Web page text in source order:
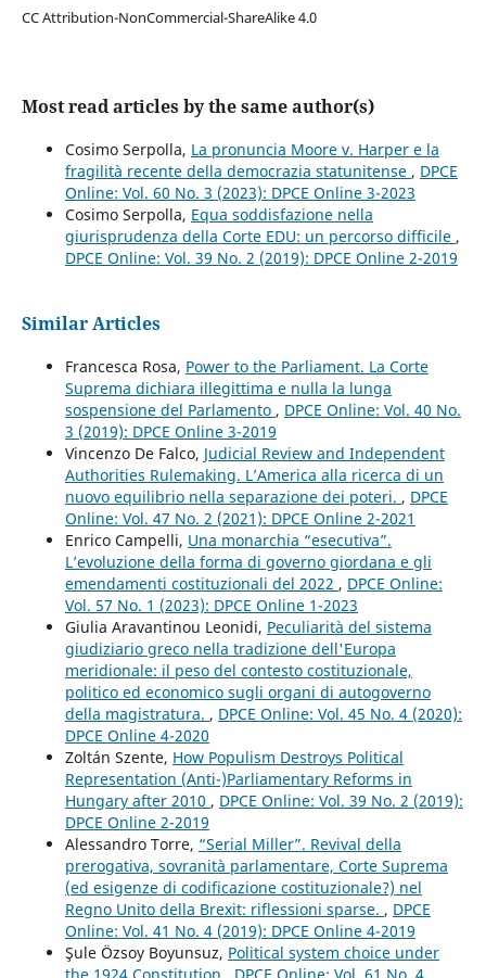
CC Attribution-NonCommercial-ShareAlike 4.0
Most read articles by the same author(s)
Cosimo Serpolla, La pronuncia Moore v. Harper e la
fragilità recente della democrazia statunitense , DPCE
Online: Vol. 60 No. 3 (2023): DPCE Online 3-2023
Cosimo Serpolla, Equa soddisfazione nella
giurisprudenza della Corte EDU: un percorso difficile ,
DPCE Online: Vol. 39 No. 2 (2019): DPCE Online 2-2019
Similar Articles
Francesca Rosa, Power to the Parliament. La Corte
Suprema dichiara illegittima e nulla la lunga
sospensione del Parlamento , DPCE Online: Vol. 40 No.
3 (2019): DPCE Online 3-2019
Vincenzo De Falco, Judicial Review and Independent
Authorities Rulemaking. L’America alla ricerca di un
nuovo equilibrio nella separazione dei poteri. , DPCE
Online: Vol. 47 No. 2 (2021): DPCE Online 2-2021
Enrico Campelli, Una monarchia “esecutiva”.
L’evoluzione della forma di governo giordana e gli
emendamenti costituzionali del 2022 , DPCE Online:
Vol. 57 No. 1 (2023): DPCE Online 1-2023
Giulia Aravantinou Leonidi, Peculiarità del sistema
giudiziario greco nella tradizione dell'Europa
meridionale: il peso del contesto costituzionale,
politico ed economico sugli organi di autogoverno
della magistratura. , DPCE Online: Vol. 45 No. 4 (2020):
DPCE Online 4-2020
Zoltán Szente, How Populism Destroys Political
Representation (Anti-)Parliamentary Reforms in
Hungary after 2010 , DPCE Online: Vol. 39 No. 2 (2019):
DPCE Online 2-2019
Alessandro Torre, “Serial Miller”. Revival della
prerogativa, sovranità parlamentare, Corte Suprema
(ed esigenze di codificazione costituzionale?) nel
Regno Unito della Brexit: riflessioni sparse. , DPCE
Online: Vol. 41 No. 4 (2019): DPCE Online 4-2019
Şule Özsoy Boyunsuz, Political system choice under